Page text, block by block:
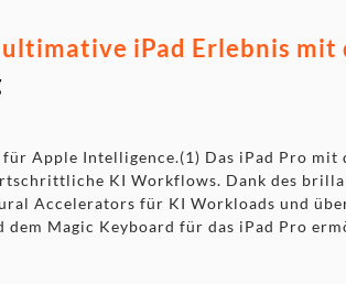
ultimative iPad Erlebnis
Apple Intelligence.(1) Das iPad Pro
KI Workflows. Dank des
Accelerators für KI Workloads und
dem Magic Keyboard für das iPad Pro